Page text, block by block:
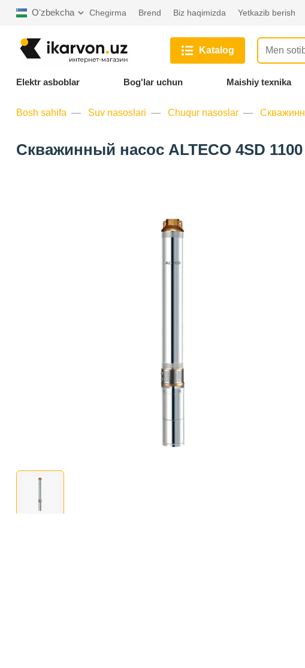
Oʻzbekcha Chegirma Brend Biz haqimizda Yetkazib berish
Katalog
Elektr asboblar Bog'lar uchun Maishiy texnika
Bosh sahifa Suv nasoslari Chuqur nasoslar
Скважинный насос ALTECO 4SD